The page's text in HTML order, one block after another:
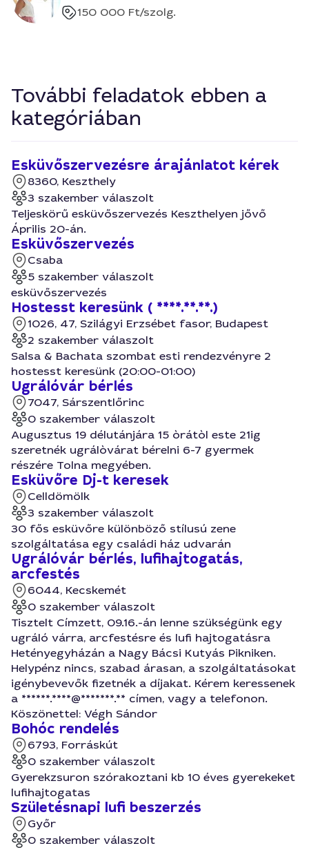
150 000 Ft/szolg.
További feladatok ebben a
kategóriában
Esküvőszervezésre árajánlatot kérek
8360, Keszthely
3 szakember válaszolt
Teljeskörű esküvőszervezés Keszthelyen jővő
Április 20-án.
Esküvőszervezés
Csaba
5 szakember válaszolt
esküvőszervezés
Hostesst keresünk ( ****.**.**.)
1026, 47, Szilágyi Erzsébet fasor, Budapest
2 szakember válaszolt
Salsa & Bachata szombat esti rendezvényre 2
hostesst keresünk (20:00-01:00)
Ugrálóvár bérlés
7047, Sárszentlőrinc
0 szakember válaszolt
Augusztus 19 délutánjára 15 òrátòl este 21ig
szeretnék ugrálòvárat bérelni 6-7 gyermek
részére Tolna megyében.
Esküvőre Dj-t keresek
Celldömölk
3 szakember válaszolt
30 fős esküvőre különböző stílusú zene
szolgáltatása egy családi ház udvarán
Ugrálóvár bérlés, lufihajtogatás,
arcfestés
6044, Kecskemét
0 szakember válaszolt
Tisztelt Címzett, 09.16.-án lenne szükségünk egy
ugráló várra, arcfestésre és lufi hajtogatásra
Hetényegyházán a Nagy Bácsi Kutyás Pikniken.
Helypénz nincs, szabad árasan, a szolgáltatásokat
igénybevevők fizetnék a díjakat. Kérem keressenek
a ******.****@*******.** címen, vagy a telefonon.
Köszönettel: Végh Sándor
Bohóc rendelés
6793, Forráskút
0 szakember válaszolt
Gyerekzsuron szórakoztani kb 10 éves gyerekeket
lufihajtogatas
Születésnapi lufi beszerzés
Győr
0 szakember válaszolt